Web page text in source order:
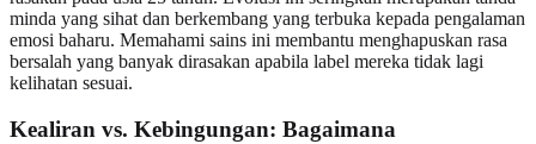
minda yang sihat dan berkembang yang terbuka kepada pengalaman
emosi baharu. Memahami sains ini membantu menghapuskan rasa
bersalah yang banyak dirasakan apabila label mereka tidak lagi
kelihatan sesuai.
Kealiran vs. Kebingungan: Bagaimana